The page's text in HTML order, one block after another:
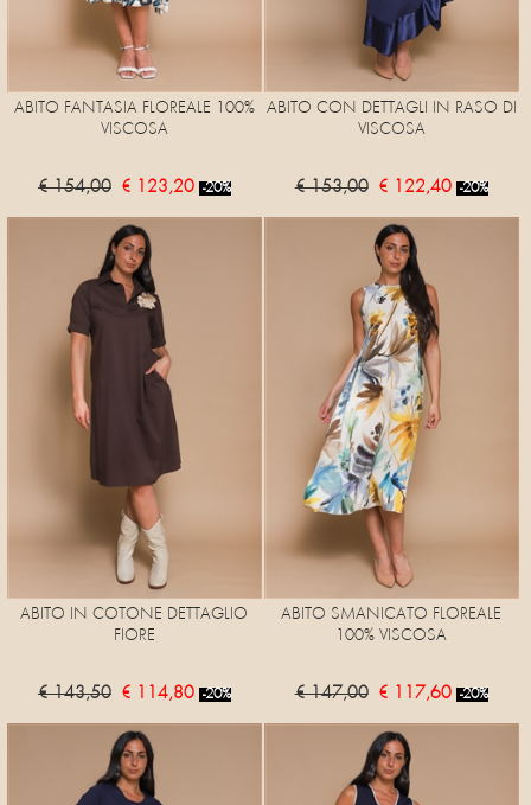
ABITO FANTASIA FLOREALE 100%
VISCOSA
€ 154,00 € 123,20 -20%
ABITO CON DETTAGLI IN RASO DI
VISCOSA
€ 153,00 € 122,40 -20%
ABITO IN COTONE DETTAGLIO
FIORE
€ 143,50 € 114,80 -20%
ABITO SMANICATO FLOREALE
100% VISCOSA
€ 147,00 € 117,60 -20%